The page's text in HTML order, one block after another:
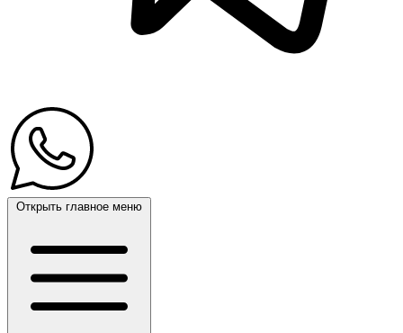
Открыть главное меню